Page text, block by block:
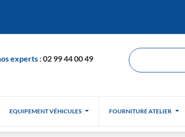
experts :02 99 44 00 49
EQUIPEMENT VÉHICULES FOURNITURE ATELIER